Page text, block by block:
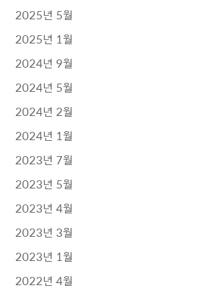
2025년 5월
2025년 1월
2024년 9월
2024년 5월
2024년 2월
2024년 1월
2023년 7월
2023년 5월
2023년 4월
2023년 3월
2023년 1월
2022년 4월